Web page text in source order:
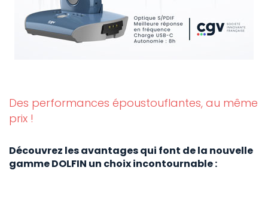
Des performances époustouflantes, au même
prix !
Découvrez les avantages qui font de la nouvelle
gamme DOLFIN un choix incontournable :